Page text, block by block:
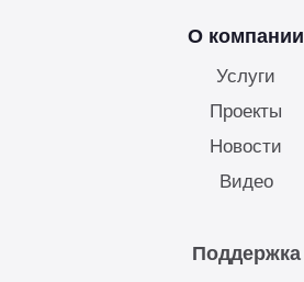
О компании
Услуги
Проекты
Новости
Видео
Поддержка